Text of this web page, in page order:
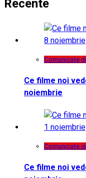
Recente
Comunicate
Ce filme noi
noiembrie
Comunicate
Ce filme noi